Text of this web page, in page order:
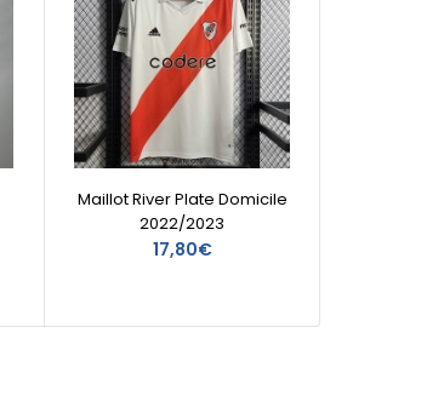
Maillot River Plate Domicile
2022/2023
17,80€